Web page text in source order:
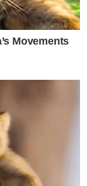
Movements